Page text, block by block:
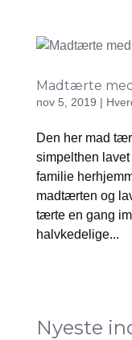
Madtærte
nov 5, 2019 |
Den her mad
simpelthen
familie
madtærten og
tærte en gang
halvkedelige...
Nyeste